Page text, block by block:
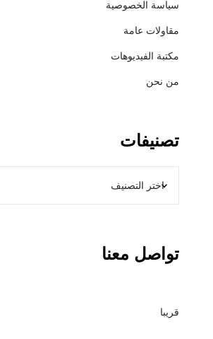
سياسة الخصوصية
مقاولات عامة
مكتبة الفيديوهات
من نحن
تصنيفات
تواصل معنا
قريبا